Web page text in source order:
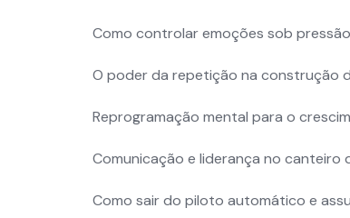
Como controlar emoções sob pressão
O poder da repetição na construção
Reprogramação mental para o
Comunicação e liderança no canteiro
Como sair do piloto automático e